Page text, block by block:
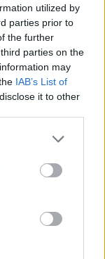
utilized by
parties prior to
the further
parties on the
may
IAB’s List of
it to other
more Google
may click to
party tags to
below Google
antológiát
fel a
a